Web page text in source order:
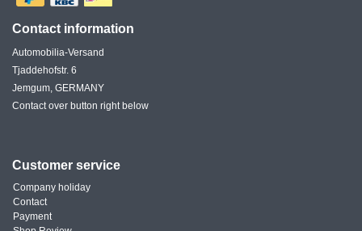
Contact information
Automobilia-Versand
Tjaddehofstr. 6
Jemgum, GERMANY
Contact over button right below
Customer service
Company holiday
Contact
Payment